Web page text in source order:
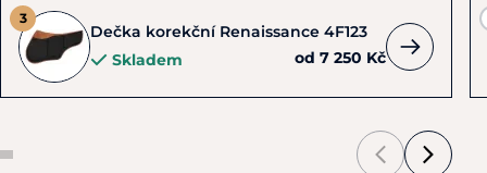
Dečka korekční Renaissance 4F123
Skladem
od 7 250 Kč